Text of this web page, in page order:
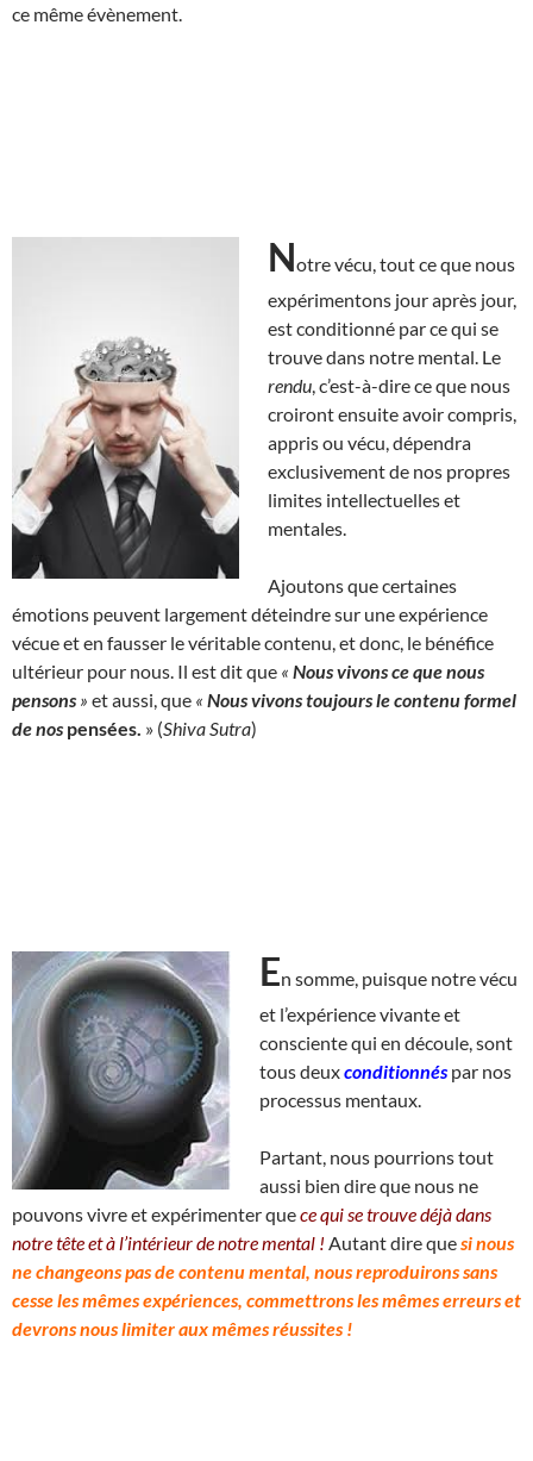
ce même évènement.
Notre vécu, tout ce que nous
expérimentons jour après jour,
est conditionné par ce qui se
trouve dans notre mental. Le
rendu , c’est-à-dire ce que nous
croiront ensuite avoir compris,
appris ou vécu, dépendra
exclusivement de nos propres
limites intellectuelles et
mentales.
Ajoutons que certaines
émotions peuvent largement déteindre sur une expérience
vécue et en fausser le véritable contenu, et donc, le bénéfice
ultérieur pour nous. Il est dit que « Nous vivons ce que nous
pensons » et aussi, que « Nous vivons toujours le contenu formel
de nos pensées » (Shiva Sutra)
En somme, puisque notre vécu
et l’expérience vivante et
consciente qui en découle, sont
tous deuxconditionnéspar nos
processus mentaux.
Partant, nous pourrions tout
aussi bien dire que nous ne
pouvons vivre et expérimenter quece qui se trouve déjà dans
notre tête et à l’intérieur de notre mental ! Autant dire quesi nous
ne changeons pas de contenu mental, nous reproduirons sans
cesse les mêmes expériences, commettrons les mêmes erreurs et
devrons nous limiter aux mêmes réussites !